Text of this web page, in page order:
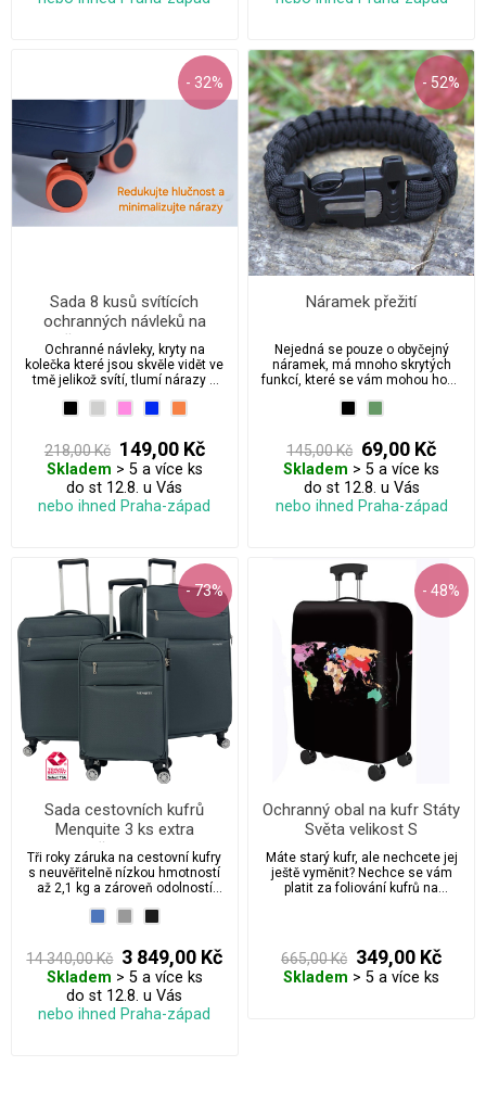
- 32%
Sada 8 kusů svítících
ochranných návleků na
kolečka cestovního kufru
Ochranné návleky, kryty na
kolečka které jsou skvěle vidět ve
tmě jelikož svítí, tlumí nárazy a
lépe poznáte kufr na letištním
218,00 Kč 149,00 Kč
Skladem > 5 a více ks
do st 12.8. u Vás
nebo ihned Praha-západ
- 52%
Náramek přežití
Nejedná se pouze o obyčejný
náramek, má mnoho skrytých
funkcí, které se vám mohou hodit
145,00 Kč 69,00 Kč
Skladem > 5 a více ks
do st 12.8. u Vás
nebo ihned Praha-západ
- 73%
Sada cestovních kufrů
Menquite 3 ks extra
odlehčená kolekce
Tři roky záruka na cestovní kufry
s neuvěřitelně nízkou hmotností
až 2,1 kg a zároveň odolností
14 340,00 Kč 3 849,00 Kč
Skladem > 5 a více ks
do st 12.8. u Vás
nebo ihned Praha-západ
- 48%
Ochranný obal na kufr Státy
Světa velikost S
Máte starý kufr, ale nechcete jej
ještě vyměnit? Nechce se vám
platit za foliování kufrů na
665,00 Kč 349,00 Kč
Skladem > 5 a více ks